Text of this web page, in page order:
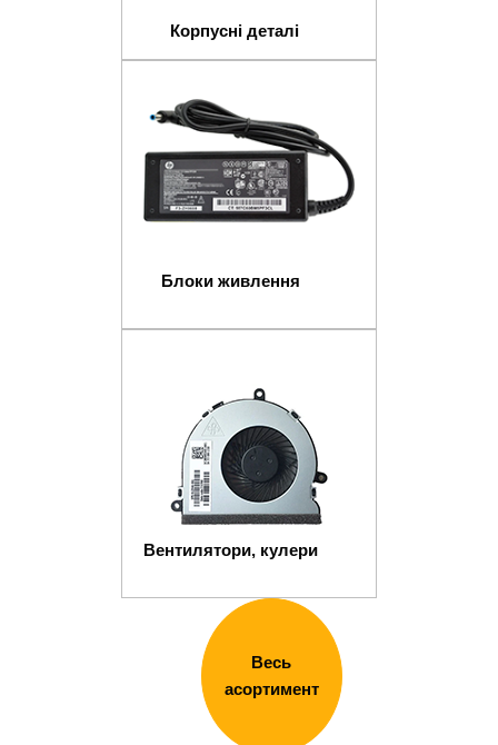
Корпусні деталі
Блоки живлення
Вентилятори, кулери
Весь
асортимент